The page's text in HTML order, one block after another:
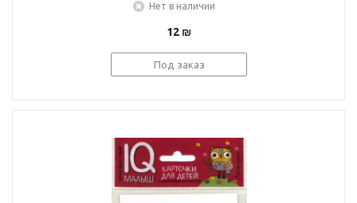
Нет в наличии
12 ₪
Под заказ